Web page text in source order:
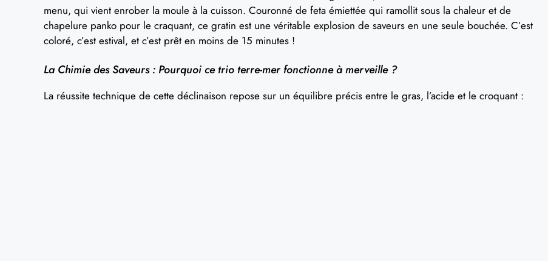
menu, qui vient enrober la moule à la cuisson. Couronné de feta émiettée qui ramollit sous la chaleur et de
chapelure panko pour le craquant, ce gratin est une véritable explosion de saveurs en une seule bouchée. C’est
coloré, c’est estival, et c’est prêt en moins de 15 minutes !
La Chimie des Saveurs : Pourquoi ce trio terre-mer fonctionne à merveille ?
La réussite technique de cette déclinaison repose sur un équilibre précis entre le gras, l’acide et le croquant :